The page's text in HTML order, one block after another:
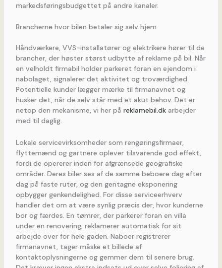
markedsføringsbudgettet på andre kanaler.
Brancherne hvor bilen betaler sig selv hjem
Håndværkere, VVS-installatører og elektrikere hører til de
brancher, der høster størst udbytte af reklame på bil. Når
en velholdt firmabil holder parkeret foran en ejendom i
nabolaget, signalerer det aktivitet og troværdighed.
Potentielle kunder lægger mærke til firmanavnet og
husker det, når de selv står med et akut behov. Det er
netop den mekanisme, vi her på reklamebil.dkarbejder
med til daglig.
Lokale servicevirksomheder som rengøringsfirmaer,
flyttemænd og gartnere oplever tilsvarende god effekt,
fordi de opererer inden for afgrænsede geografiske
områder. Deres biler ses af de samme beboere dag efter
dag på faste ruter, og den gentagne eksponering
opbygger genkendelighed. For disse serviceerhverv
handler det om at være synlig præcis der, hvor kunderne
bor og færdes. En tømrer, der parkerer foran en villa
under en renovering, reklamerer automatisk for sit
arbejde over for hele gaden. Naboer registrerer
firmanavnet, tager måske et billede af
kontaktoplysningerne og gemmer dem til senere brug.